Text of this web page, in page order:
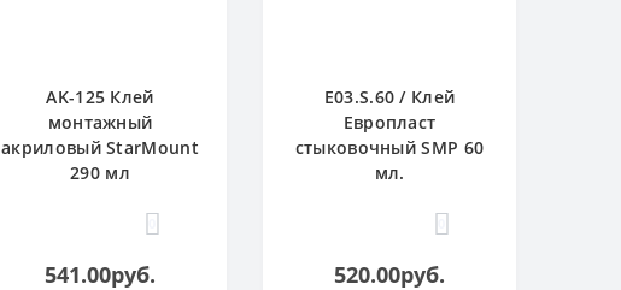
AK-125 Клей
монтажный
акриловый StarMount
290 мл
541.00руб.
E03.S.60 / Клей
Европласт
стыковочный SMP 60
мл.
520.00руб.